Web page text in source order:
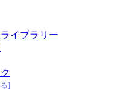
イブラリー
]